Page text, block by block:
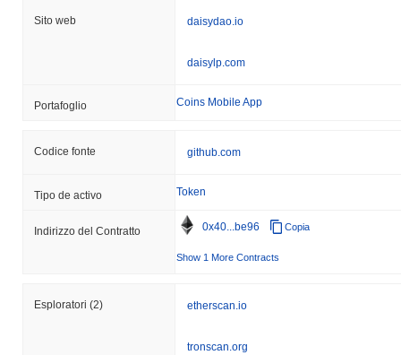
Sito web daisydao.io
daisylp.com
Portafoglio Coins Mobile App
Codice fonte github.com
Tipo de activo Token
Indirizzo del Contratto 0x40...be96 Copia
Show 1 More Contracts
Esploratori (2) etherscan.io
tronscan.org